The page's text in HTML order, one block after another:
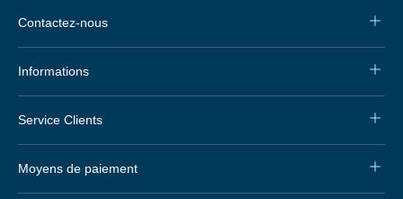
Contactez-nous
Informations
Service Clients
Moyens de paiement